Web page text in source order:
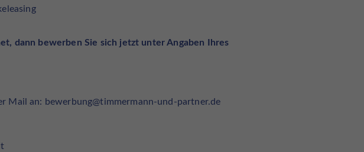
dann bewerben Sie sich jetzt unter Angaben Ihres
Mail an: bewerbung@timmermann-und-partner.de